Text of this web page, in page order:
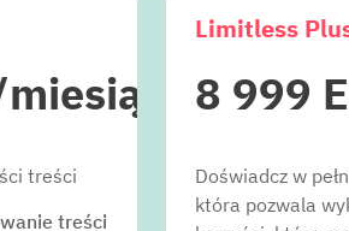
treści
treści
Limitless
8 999
Doświadcz w
która pozwala